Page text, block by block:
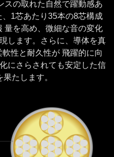
スの取れた自然で躍動感あ
1芯あたり35本の8芯構成
量を高め、微細な音の変化
します。さらに、導体を真
性と耐久性が 飛躍的に向
にさらされても安定した信
たします。